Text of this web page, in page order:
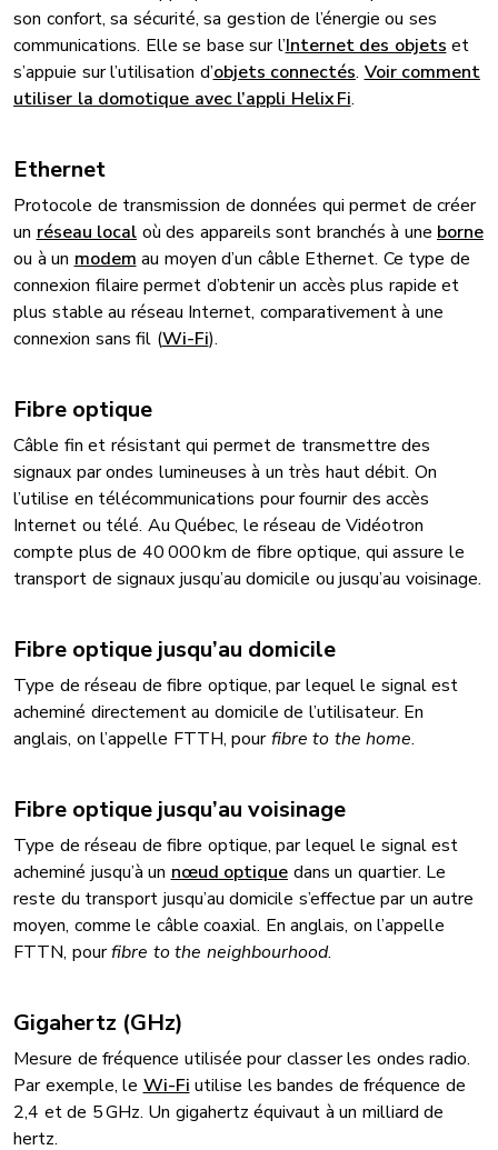
son confort, sa sécurité, sa gestion de l’énergie ou ses
communications. Elle se base sur l’Internet des objets et
s’appuie sur l’utilisation d’objets connectés. Voir comment
utiliser la domotique avec l’appli Helix Fi.
Ethernet
Protocole de transmission de données qui permet de créer
un réseau local où des appareils sont branchés à une borne
ou à un modem au moyen d’un câble Ethernet. Ce type de
connexion filaire permet d’obtenir un accès plus rapide et
plus stable au réseau Internet, comparativement à une
connexion sans fil (Wi-Fi).
Fibre optique
Câble fin et résistant qui permet de transmettre des
signaux par ondes lumineuses à un très haut débit. On
l’utilise en télécommunications pour fournir des accès
Internet ou télé. Au Québec, le réseau de Vidéotron
compte plus de 40 000 km de fibre optique, qui assure le
transport de signaux jusqu’au domicile ou jusqu’au voisinage.
Fibre optique jusqu’au domicile
Type de réseau de fibre optique, par lequel le signal est
acheminé directement au domicile de l’utilisateur. En
anglais, on l’appelle FTTH, pourfibre to the home.
Fibre optique jusqu’au voisinage
Type de réseau de fibre optique, par lequel le signal est
acheminé jusqu’à un nœud optique dans un quartier. Le
reste du transport jusqu’au domicile s’effectue par un autre
moyen, comme le câble coaxial. En anglais, on l’appelle
FTTN, pourfibre to the neighbourhood.
Gigahertz (GHz)
Mesure de fréquence utilisée pour classer les ondes radio.
Par exemple, le Wi-Fi utilise les bandes de fréquence de
2,4 et de 5 GHz. Un gigahertz équivaut à un milliard de
hertz.